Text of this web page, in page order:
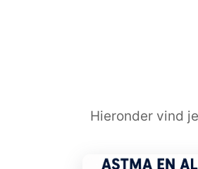
Hieronder vind